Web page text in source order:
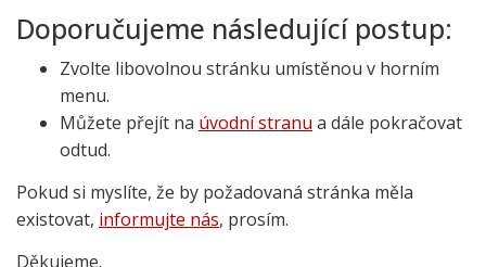
Doporučujeme následující postup:
Zvolte libovolnou stránku umístěnou v horním
menu.
Můžete přejít na úvodní stranu a dále pokračovat
odtud.
Pokud si myslíte, že by požadovaná stránka měla
existovat, informujte nás, prosím.
Děkujeme.